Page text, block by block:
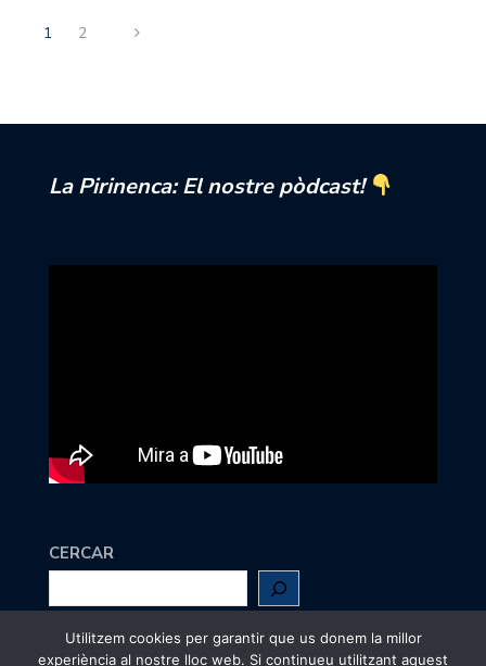
1 2
La Pirinenca: El nostre pòdcast!
CERCAR
Escriu-nos amaig@jcc.cat
Utilitzem cookies per garantir que us donem la millor
experiència al nostre lloc web. Si continueu utilitzant aquest